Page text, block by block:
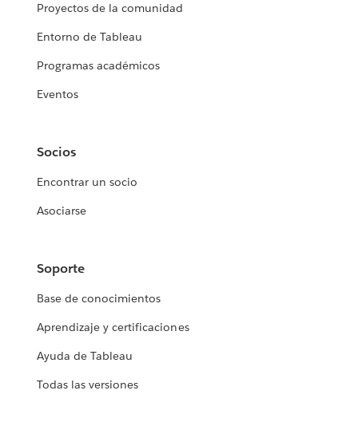
Proyectos de la comunidad
Entorno de Tableau
Programas académicos
Eventos
Socios
Encontrar un socio
Asociarse
Soporte
Base de conocimientos
Aprendizaje y certificaciones
Ayuda de Tableau
Todas las versiones